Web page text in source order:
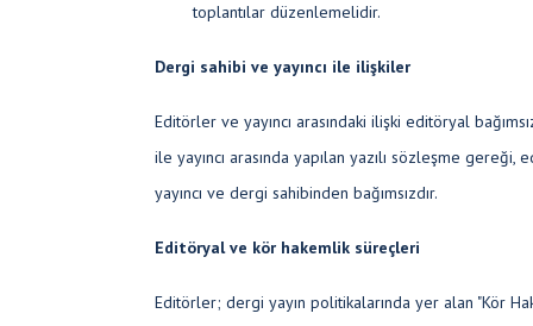
toplantılar düzenlemelidir.
Dergi sahibi ve yayıncı ile ilişkiler
Editörler ve yayıncı arasındaki ilişki editöryal
ile yayıncı arasında yapılan yazılı sözleşme
yayıncı ve dergi sahibinden bağımsızdır.
Editöryal ve kör hakemlik süreçleri
Editörler; dergi yayın politikalarında yer alan "Kör